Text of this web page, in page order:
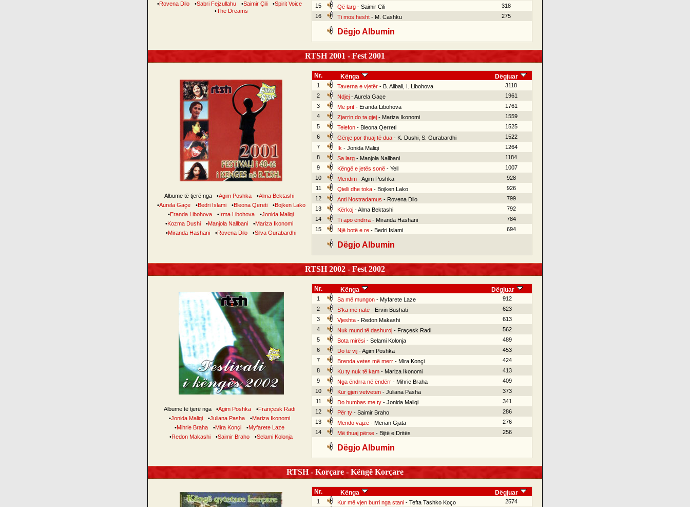
•Rovena Dilo •Sabri Fejzullahu •Saimir Çili •Spirit Voice
•The Dreams
15
Që larg- Saimir Cili
318
16
Ti mos hesht- M. Cashku 275
Dëgjo Albumin
RTSH 2001 - Fest 2001
Albume të tjerë nga •Agim Poshka •Alma Bektashi
•Aurela Gaçe •Bedri Islami •Bleona Qereti •Bojken Lako
•Eranda Libohova •Irma Libohova •Jonida Maliqi
•Kozma Dushi •Manjola Nallbani •Mariza Ikonomi
•Miranda Hashani •Rovena Dilo •Silva Gurabardhi
Nr. Kënga Dëgjuar
1 Taverna e vjetër- B. Alibali, I. Libohova
3118
2
Ndjej- Aurela Gaçe
1961
3
Më prit- Eranda Libohova
1761
4
Zjarrin do ta gjej- Mariza Ikonomi
1559
5
Telefon- Bleona Qerreti
1525
6
Gënje por thuaj të dua- K. Dushi, S. Gurabardhi
1522
7
Ik - Jonida Maliqi
1264
8
Sa larg- Manjola Nallbani
1184
9
Këngë e jetës sonë- Yell
1007
10
Mendim- Agim Poshka
928
11
Qielli dhe toka- Bojken Lako
926
12
Anti Nostradamus - Rovena Dilo
799
13
Kërkoj- Alma Bektashi
792
14
Ti apo ëndrra- Miranda Hashani
784
15
Një botë e re- Bedri Islami 694
Dëgjo Albumin
RTSH 2002 - Fest 2002
Albume të tjerë nga •Agim Poshka •Françesk Radi
•Jonida Maliqi •Juliana Pasha •Mariza Ikonomi
•Mihrie Braha •Mira Konçi •Myfarete Laze
•Redon Makashi •Saimir Braho •Selami Kolonja
Nr. Kënga Dëgjuar
1 Sa më mungon- Myfarete Laze
912
2
S'ka më natë- Ervin Bushati
623
3
Vjeshta- Redon Makashi
613
4
Nuk mund të dashuroj- Fraçesk Radi
562
5
Bota mirësi- Selami Kolonja
489
6
Do të vij- Agim Poshka
453
7
Brenda vetes më merr- Mira Konçi
424
8
Ku ty nuk të kam- Mariza Ikonomi
413
9
Nga ëndrra në ëndërr- Mihrie Braha
409
10
Kur gjen vetveten- Juliana Pasha
373
11
Do humbas me ty- Jonida Maliqi
341
12
Për ty- Saimir Braho
286
13
Mendo vajzë- Merian Gjata
276
14
Më thuaj përse- Bijtë e Dritës 256
Dëgjo Albumin
RTSH - Korçare - Këngë Korçare
Nr. Kënga Dëgjuar
1 Kur më vjen burri nga stani- Tefta Tashko Koço
2574